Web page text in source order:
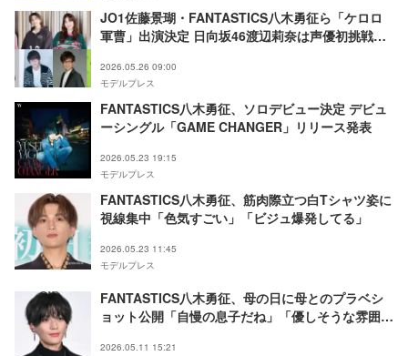
JO1佐藤景瑚・FANTASTICS八木勇征ら「ケロロ
軍曹」出演決定 日向坂46渡辺莉奈は声優初挑戦
危機であります！】
2026.05.26 09:00
モデルプレス
FANTASTICS八木勇征、ソロデビュー決定 デビュ
ーシングル「GAME CHANGER」リリース発表
2026.05.23 19:15
モデルプレス
FANTASTICS八木勇征、筋肉際立つ白Tシャツ姿に
視線集中「色気すごい」「ビジュ爆発してる」
2026.05.23 11:45
モデルプレス
FANTASTICS八木勇征、母の日に母とのプラベシ
ョット公開「自慢の息子だね」「優しそうな雰囲
2026.05.11 15:21